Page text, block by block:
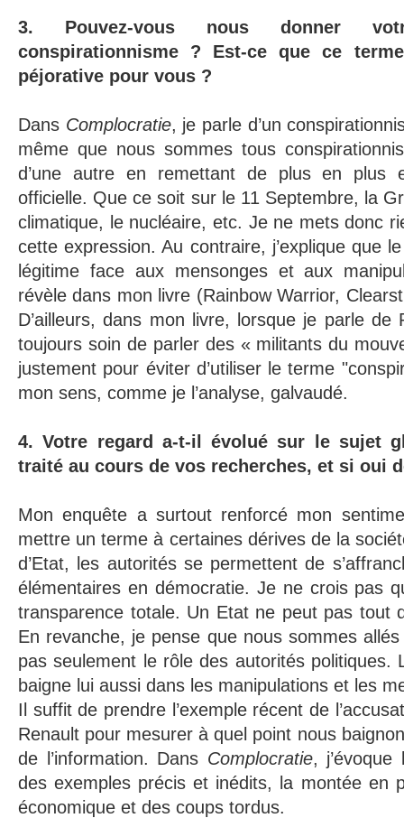
3. Pouvez-vous nous donner
conspirationnisme ? Est-ce que ce
péjorative pour vous ?
Dans Complocratie, je parle d’un
même que nous sommes tous
d’une autre en remettant de plus en plus
officielle. Que ce soit sur le 11 Septembre, la
climatique, le nucléaire, etc. Je ne mets donc
cette expression. Au contraire, j’explique que
légitime face aux mensonges et aux
révèle dans mon livre (Rainbow Warrior,
D’ailleurs, dans mon livre, lorsque je parle de
toujours soin de parler des « militants du
justement pour éviter d’utiliser le terme
mon sens, comme je l’analyse, galvaudé.
4. Votre regard a-t-il évolué sur le sujet
traité au cours de vos recherches, et si oui
Mon enquête a surtout renforcé mon
mettre un terme à certaines dérives de la
d’Etat, les autorités se permettent de
élémentaires en démocratie. Je ne crois pas
transparence totale. Un Etat ne peut pas tout
En revanche, je pense que nous sommes
pas seulement le rôle des autorités politiques.
baigne lui aussi dans les manipulations et les
Il suffit de prendre l’exemple récent de
Renault pour mesurer à quel point nous
de l’information. Dans Complocratie, j’évoque
des exemples précis et inédits, la montée en
économique et des coups tordus.